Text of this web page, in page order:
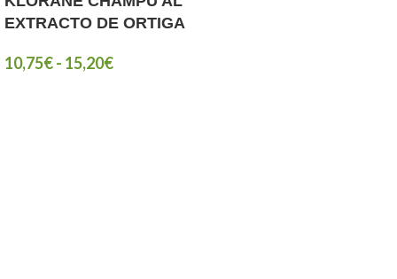
EXTRACTO DE ORTIGA
10,75€- 15,20€